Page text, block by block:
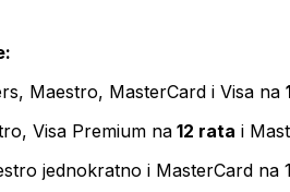
Maestro, MasterCard i Visa na
Visa Premium na 12 rata i
jednokratno i MasterCard na